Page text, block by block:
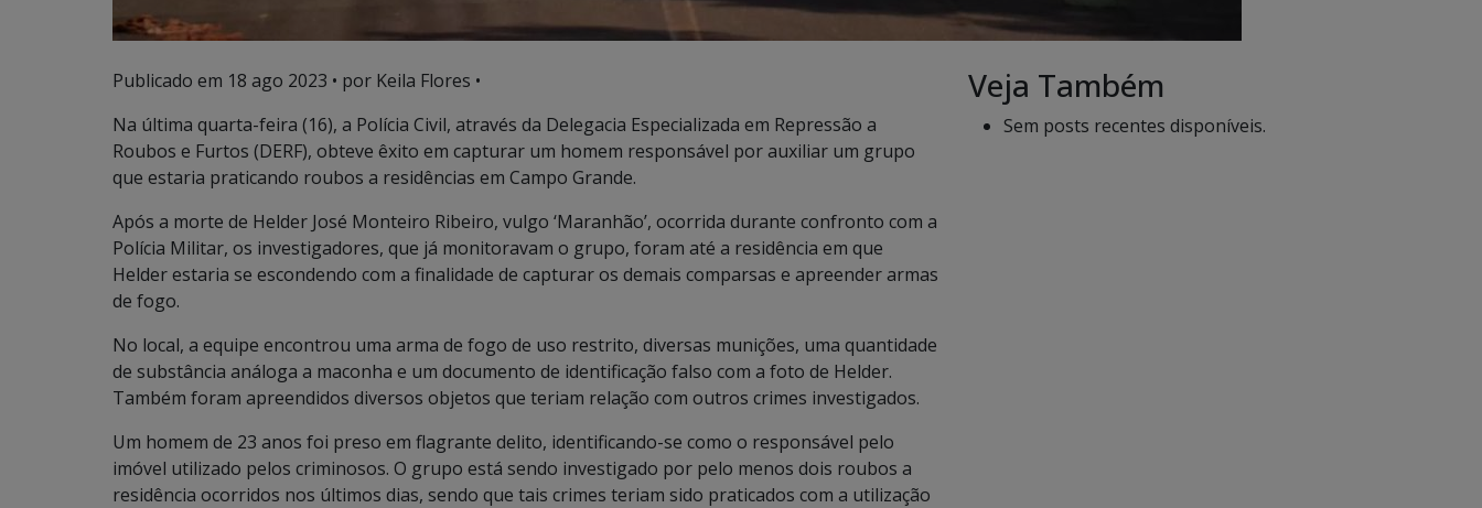
Publicado em 18 ago 2023 • por Keila Flores •
Na última quarta-feira (16), a Polícia Civil, através da Delegacia Especializada em Repressão a
Roubos e Furtos (DERF), obteve êxito em capturar um homem responsável por auxiliar um grupo
que estaria praticando roubos a residências em Campo Grande.
Após a morte de Helder José Monteiro Ribeiro, vulgo ‘Maranhão’, ocorrida durante confronto com a
Polícia Militar, os investigadores, que já monitoravam o grupo, foram até a residência em que
Helder estaria se escondendo com a finalidade de capturar os demais comparsas e apreender armas
de fogo.
No local, a equipe encontrou uma arma de fogo de uso restrito, diversas munições, uma quantidade
de substância análoga a maconha e um documento de identificação falso com a foto de Helder.
Também foram apreendidos diversos objetos que teriam relação com outros crimes investigados.
Um homem de 23 anos foi preso em flagrante delito, identificando-se como o responsável pelo
imóvel utilizado pelos criminosos. O grupo está sendo investigado por pelo menos dois roubos a
residência ocorridos nos últimos dias, sendo que tais crimes teriam sido praticados com a utilização
Veja Também
Sem posts recentes disponíveis.